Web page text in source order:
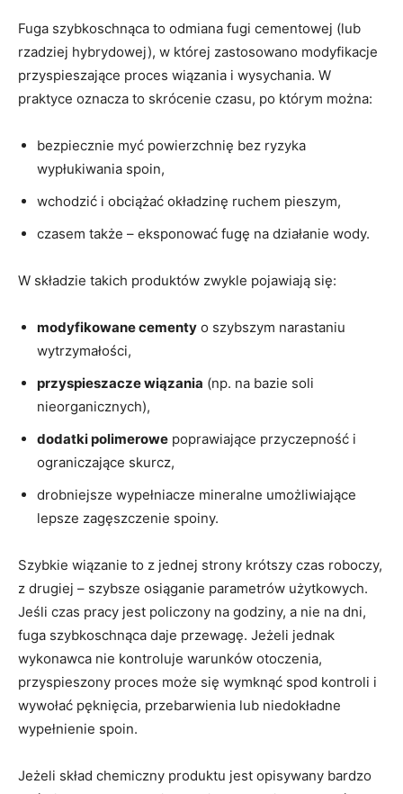
Fuga szybkoschnąca to odmiana fugi cementowej (lub
rzadziej hybrydowej), w której zastosowano modyfikacje
przyspieszające proces wiązania i wysychania. W
praktyce oznacza to skrócenie czasu, po którym można:
bezpiecznie myć powierzchnię bez ryzyka
wypłukiwania spoin,
wchodzić i obciążać okładzinę ruchem pieszym,
czasem także – eksponować fugę na działanie wody.
W składzie takich produktów zwykle pojawiają się:
modyfikowane cementy o szybszym narastaniu
wytrzymałości,
przyspieszacze wiązania (np. na bazie soli
nieorganicznych),
dodatki polimerowe poprawiające przyczepność i
ograniczające skurcz,
drobniejsze wypełniacze mineralne umożliwiające
lepsze zagęszczenie spoiny.
Szybkie wiązanie to z jednej strony krótszy czas roboczy,
z drugiej – szybsze osiąganie parametrów użytkowych.
Jeśli czas pracy jest policzony na godziny, a nie na dni,
fuga szybkoschnąca daje przewagę. Jeżeli jednak
wykonawca nie kontroluje warunków otoczenia,
przyspieszony proces może się wymknąć spod kontroli i
wywołać pęknięcia, przebarwienia lub niedokładne
wypełnienie spoin.
Jeżeli skład chemiczny produktu jest opisywany bardzo